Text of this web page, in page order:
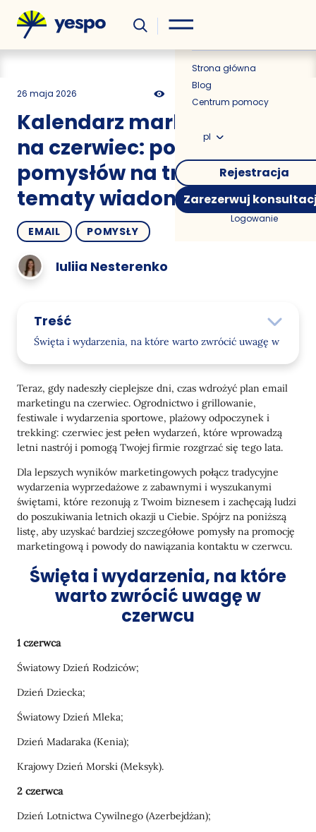
Aktualności
Strona główna
Blog
Centrum pomocy
pl
Rejestracja
Zarezerwuj
Logowanie
26 maja 2026
EMAIL POMYSŁY
Kalendarz marketingowy
na czerwiec: ponad 100
pomysłów na treści i
tematy wiadomości
Iuliia Nesterenko
Treść
Święta i wydarzenia, na które warto zwrócić uwagę w
Tematy e-maili do wykorzystania w czerwcowych
wiadomościach
Teraz, gdy nadeszły cieplejsze dni, czas wdrożyć plan email
marketingu na czerwiec. Ogrodnictwo i grillowanie,
festiwale i wydarzenia sportowe, plażowy odpoczynek i
trekking: czerwiec jest pełen wydarzeń, które wprowadzą
letni nastrój i pomogą Twojej firmie rozgrzać się tego lata.
Dla lepszych wyników marketingowych połącz tradycyjne
wydarzenia wyprzedażowe z zabawnymi i wyszukanymi
świętami, które rezonują z Twoim biznesem i zachęcają ludzi
do poszukiwania letnich okazji u Ciebie. Spójrz na poniższą
listę, aby uzyskać bardziej szczegółowe pomysły na promocję
marketingową i powody do nawiązania kontaktu w czerwcu.
Święta i wydarzenia, na które
warto zwrócić uwagę w
czerwcu
1 czerwca
Światowy Dzień Rodziców;
Dzień Dziecka;
Światowy Dzień Mleka;
Dzień Madaraka (Kenia);
Krajowy Dzień Morski (Meksyk).
2 czerwca
Dzień Lotnictwa Cywilnego (Azerbejdżan);